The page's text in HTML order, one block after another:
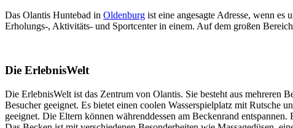
Das Olantis Huntebad in Oldenburg ist eine angesagte Adresse, wenn
Erholungs-, Aktivitäts- und Sportcenter in einem. Auf dem großen
Die ErlebnisWelt
Die ErlebnisWelt ist das Zentrum von Olantis. Sie besteht aus mehreren
Besucher geeignet. Es bietet einen coolen Wasserspielplatz mit
geeignet. Die Eltern können währenddessen am Beckenrand